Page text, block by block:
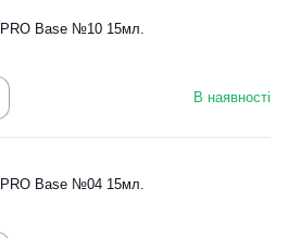
PRO Base №10 15мл.
В наявності
PRO Base №04 15мл.